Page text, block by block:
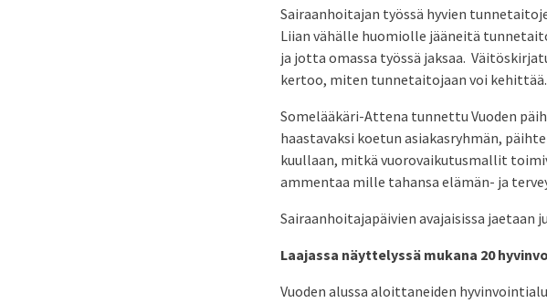
Sairaanhoitajan työssä hyvien
Liian vähälle huomiolle jääneitä
ja jotta omassa työssä jaksaa.
kertoo, miten tunnetaitojaan voi kehittää.
Somelääkäri-Attena tunnettu Vuoden
haastavaksi koetun asiakasryhmän,
kuullaan, mitkä vuorovaikutusmallit
ammentaa mille tahansa elämän- ja
Sairaanhoitajapäivien avajaisissa jaetaan
Laajassa näyttelyssä mukana 20
Vuoden alussa aloittaneiden